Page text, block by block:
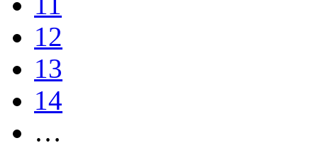
12
13
14
…